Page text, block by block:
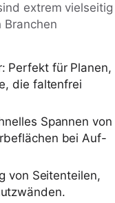
extrem vielseitig
Branchen
Perfekt für Planen,
die faltenfrei
Spannen von
bei Auf-
von Seitenteilen,